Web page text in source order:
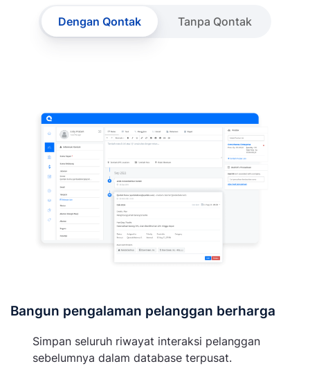
Dengan Qontak Tanpa Qontak
Bangun pengalaman pelanggan berharga
Simpan seluruh riwayat interaksi pelanggan
sebelumnya dalam database terpusat.